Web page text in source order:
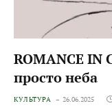
ROMANCE IN
просто неба
КУЛЬТУРА 26.06.2025